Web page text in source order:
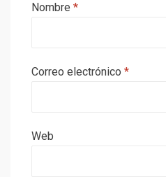
Nombre *
Correo electrónico *
Web